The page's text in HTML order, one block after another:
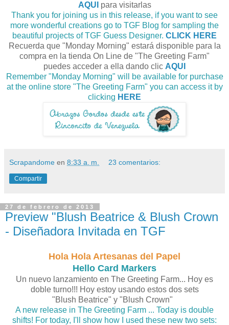
AQUI para visitarlas
Thank you for joining us in this release, if you want to see
more wonderful creations go to TGF Blog for sampling the
beautiful projects of TGF Guess Designer. CLICK HERE
Recuerda que "Monday Morning" estará disponible para la
compra en la tienda On Line de "The Greeting Farm"
puedes acceder a ella dando clic AQUI
Remember "Monday Morning" will be available for purchase
at the online store "The Greeting Farm" you can access it by
clicking HERE
Scrapandome en 8:33 a. m. 23 comentarios:
Compartir
27 de febrero de 2013
Preview "Blush Beatrice & Blush Crown
- Diseñadora Invitada en TGF
Hola Hola Artesanas del Papel
Hello Card Markers
Un nuevo lanzamiento en The Greeting Farm... Hoy es
doble turno!!! Hoy estoy usando estos dos sets
"Blush Beatrice" y "Blush Crown"
A new release in The Greeting Farm ... Today is double
shifts! For today, I'll show how I used these new two sets: